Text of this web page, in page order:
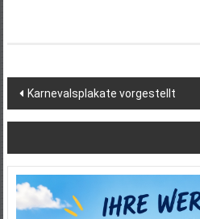
Beitragsnavigation
Karnevalsplakate vorgestellt